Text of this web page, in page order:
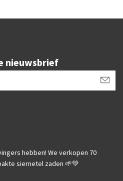
nieuwsbrief
hebben! We verkopen 70
siernetel zaden 🌱💚